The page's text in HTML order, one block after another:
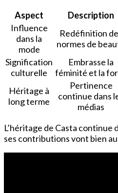
Aspect
Description
Influence
dans la
mode
Redéfinition
normes de
Signification
culturelle
Embrasse la
féminité et la
Héritage à
long terme
Pertinence
continue dans
médias
L’héritage de Casta
ses contributions vont bien